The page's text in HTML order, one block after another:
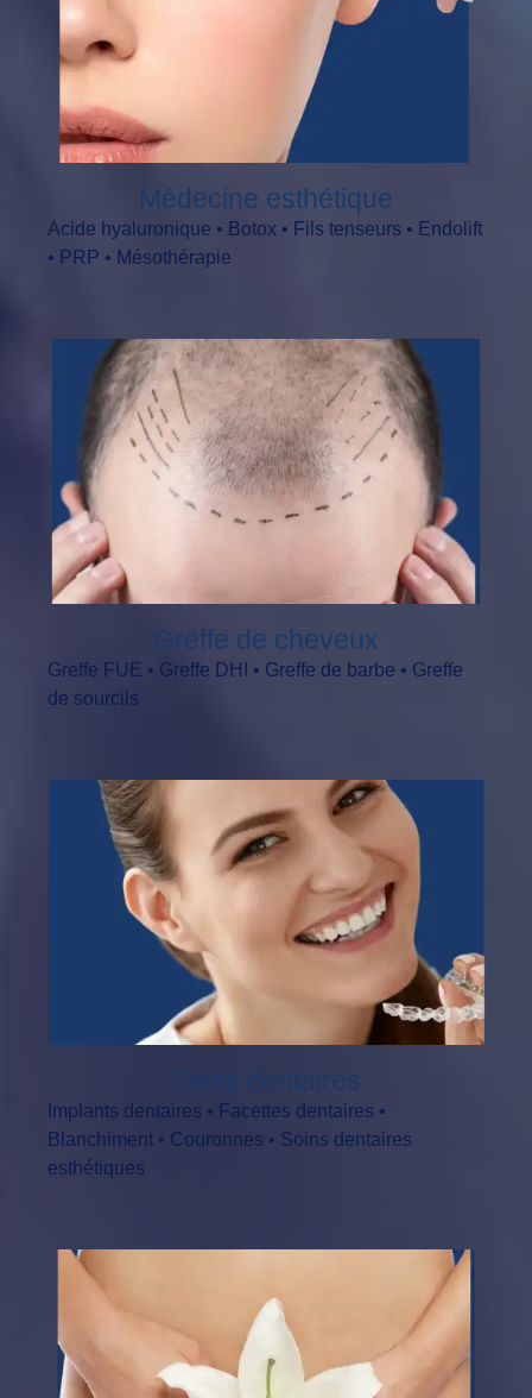
Médecine esthétique
Acide hyaluronique • Botox • Fils tenseurs • Endolift
• PRP • Mésothérapie
Greffe de cheveux
Greffe FUE • Greffe DHI • Greffe de barbe • Greffe
de sourcils
Soins dentaires
Implants dentaires • Facettes dentaires •
Blanchiment • Couronnes • Soins dentaires
esthétiques